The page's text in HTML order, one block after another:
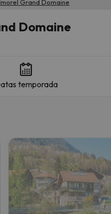
sua bússola, estará de volta.
Grand Domaine
Domaine
temporada